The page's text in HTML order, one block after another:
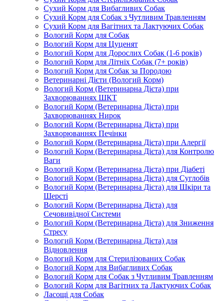
Сухий Корм для Вибагливих Собак
Сухий Корм для Собак з Чутливим Травленням
Сухий Корм для Вагітних та Лактуючих Собак
Вологий Корм для Собак
Вологий Корм для Цуценят
Вологий Корм для Дорослих Собак (1-6 років)
Вологий Корм для Літніх Собак (7+ років)
Вологий Корм для Собак за Породою
Ветеринарні Дієти (Вологий Корм)
Вологий Корм (Ветеринарна Дієта) при
Захворюваннях ШКТ
Вологий Корм (Ветеринарна Дієта) при
Захворюваннях Нирок
Вологий Корм (Ветеринарна Дієта) при
Захворюваннях Печінки
Вологий Корм (Ветеринарна Дієта) при Алергії
Вологий Корм (Ветеринарна Дієта) для Контролю
Ваги
Вологий Корм (Ветеринарна Дієта) при Діабеті
Вологий Корм (Ветеринарна Дієта) для Суглобів
Вологий Корм (Ветеринарна Дієта) для Шкіри та
Шерсті
Вологий Корм (Ветеринарна Дієта) для
Сечовивідної Системи
Вологий Корм (Ветеринарна Дієта) для Зниження
Стресу
Вологий Корм (Ветеринарна Дієта) для
Відновлення
Вологий Корм для Стерилізованих Собак
Вологий Корм для Вибагливих Собак
Вологий Корм для Собак з Чутливим Травленням
Вологий Корм для Вагітних та Лактуючих Собак
Ласощі для Собак